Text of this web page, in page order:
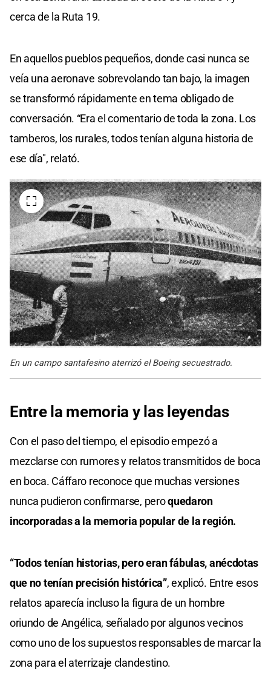
cerca de la Ruta 19.
En aquellos pueblos pequeños, donde casi nunca se
veía una aeronave sobrevolando tan bajo, la imagen
se transformó rápidamente en tema obligado de
conversación. “Era el comentario de toda la zona. Los
tamberos, los rurales, todos tenían alguna historia de
ese día", relató.
En un campo santafesino aterrizó el Boeing secuestrado.
Entre la memoria y las leyendas
Con el paso del tiempo, el episodio empezó a
mezclarse con rumores y relatos transmitidos de boca
en boca. Cáffaro reconoce que muchas versiones
nunca pudieron confirmarse, peroquedaron
incorporadas a la memoria popular de la región.
“Todos tenían historias, pero eran fábulas, anécdotas
que no tenían precisión histórica”, explicó. Entre esos
relatos aparecía incluso la figura de un hombre
oriundo de Angélica, señalado por algunos vecinos
como uno de los supuestos responsables de marcar la
zona para el aterrizaje clandestino.